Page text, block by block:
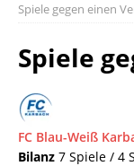
Spiele gegen einen
Spiele
FC Blau-Weiß
Bilanz 7 Spiele / 4